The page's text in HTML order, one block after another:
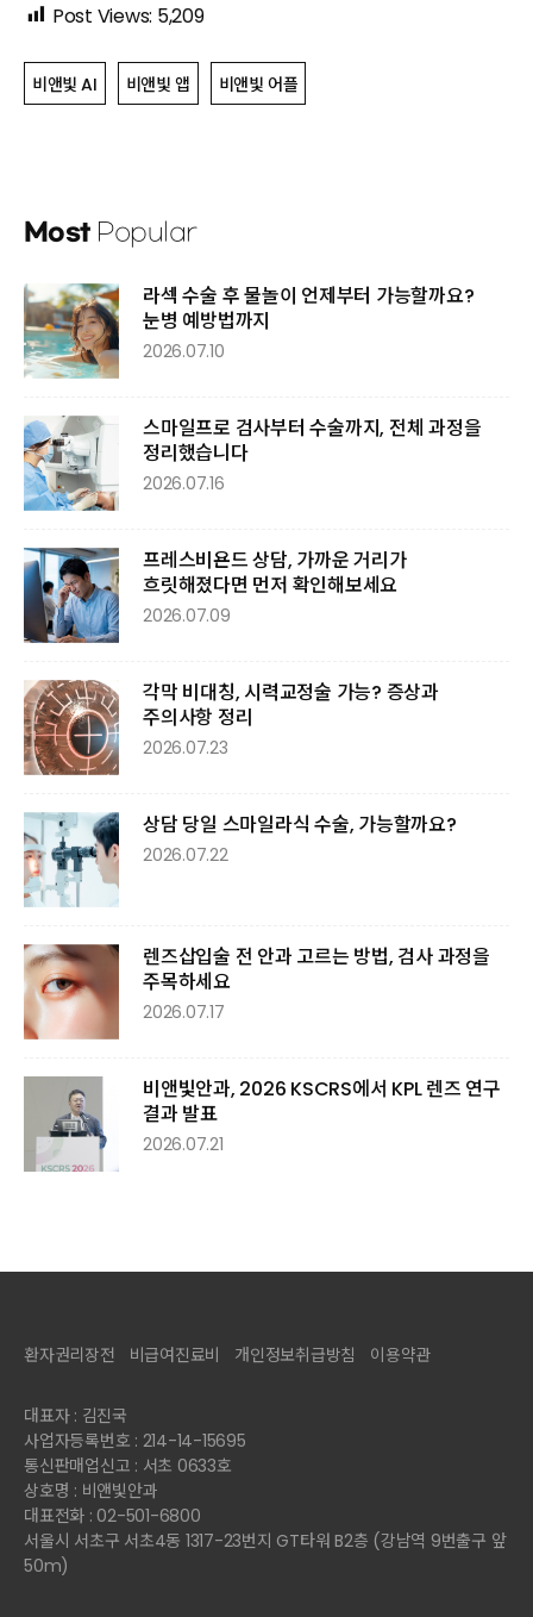
Post Views: 5,209
비앤빛 AI 비앤빛 앱 비앤빛 어플
Most Popular
라섹 수술 후 물놀이 언제부터 가능할까요?
눈병 예방법까지
2026.07.10
스마일프로 검사부터 수술까지, 전체 과정을
정리했습니다
2026.07.16
프레스비욘드 상담, 가까운 거리가
흐릿해졌다면 먼저 확인해보세요
2026.07.09
각막 비대칭, 시력교정술 가능? 증상과
주의사항 정리
2026.07.23
상담 당일 스마일라식 수술, 가능할까요?
2026.07.22
렌즈삽입술 전 안과 고르는 방법, 검사 과정을
주목하세요
2026.07.17
비앤빛안과, 2026 KSCRS에서 KPL 렌즈 연구
결과 발표
2026.07.21
환자권리장전 비급여진료비 개인정보취급방침 이용약관
대표자 : 김진국
사업자등록번호 : 214-14-15695
통신판매업신고 : 서초 0633호
상호명 : 비앤빛안과
대표전화 : 02-501-6800
서울시 서초구 서초4동 1317-23번지 GT타워 B2층 (강남역 9번출구 앞
50m)